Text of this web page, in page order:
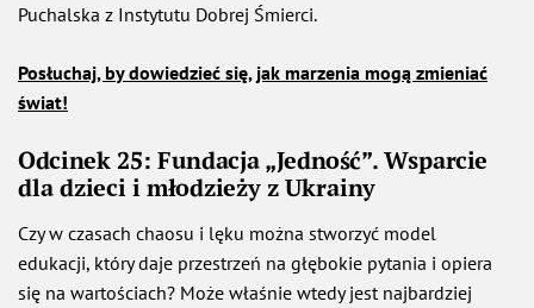
Puchalska z Instytutu Dobrej Śmierci.
Posłuchaj, by dowiedzieć się, jak marzenia mogą zmieniać
świat!
Odcinek 25: Fundacja „Jedność”. Wsparcie
dla dzieci i młodzieży z Ukrainy
Czy w czasach chaosu i lęku można stworzyć model
edukacji, który daje przestrzeń na głębokie pytania i opiera
się na wartościach? Może właśnie wtedy jest najbardziej